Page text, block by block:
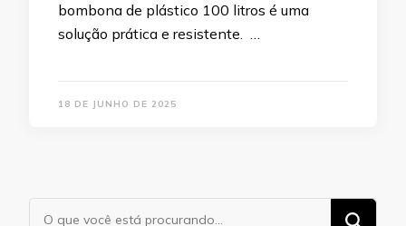
bombona de plástico 100 litros é uma
solução prática e resistente. …
18 DE JUNHO DE 2025
Procurando